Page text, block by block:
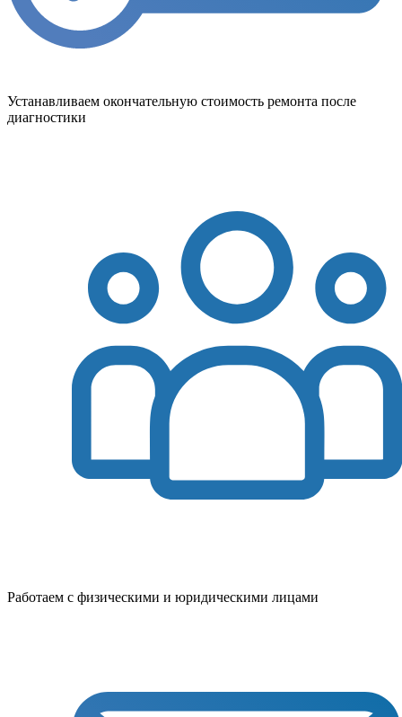
Устанавливаем окончательную стоимость ремонта после
диагностики
Работаем с физическими и юридическими лицами